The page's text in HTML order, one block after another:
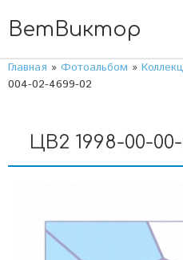
ВетВиктор
Главная » Фотоальбом »
004-02-4699-02
ЦВ2 1998-00-